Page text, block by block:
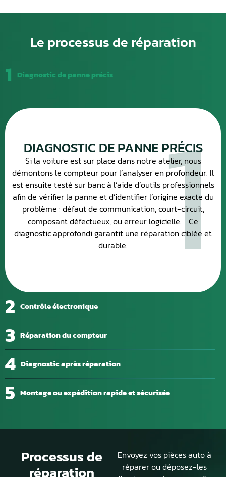
Le processus de réparation
1 Diagnostic de panne précis
2 Contrôle électronique
3 Réparation du compteur
4 Diagnostic après réparation
5 Montage ou expédition rapide et sécurisée
1
DIAGNOSTIC DE PANNE PRÉCIS
Si la voiture est sur place dans notre atelier, nous
démontons le compteur pour l’analyser en profondeur. Il
est ensuite testé sur banc à l’aide d’outils professionnels
afin de vérifier la panne et d’identifier l’origine exacte du
problème : défaut de communication, court-circuit,
composant défectueux, ou erreur logicielle. Ce
diagnostic approfondi garantit une réparation ciblée et
durable.
Processus de
réparation
Envoyez vos pièces auto à
réparer ou déposez-les